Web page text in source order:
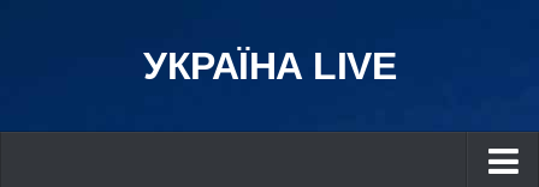
УКРАЇНА LIVE